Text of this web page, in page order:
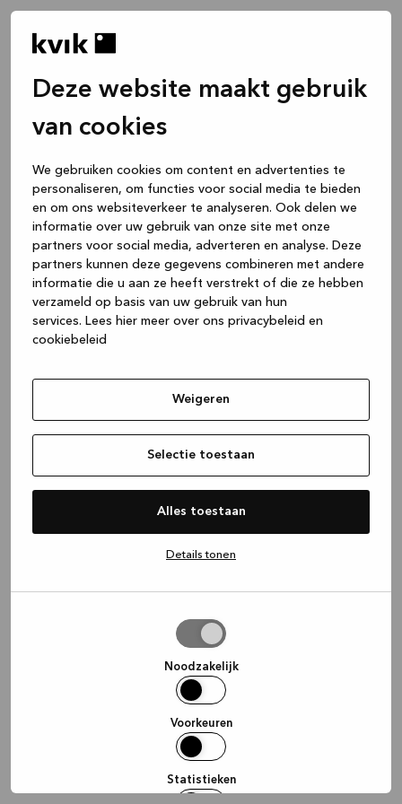
Deze website maakt gebruik
van cookies
We gebruiken cookies om content en advertenties te
personaliseren, om functies voor social media te bieden
en om ons websiteverkeer te analyseren. Ook delen we
informatie over uw gebruik van onze site met onze
partners voor social media, adverteren en analyse. Deze
partners kunnen deze gegevens combineren met andere
informatie die u aan ze heeft verstrekt of die ze hebben
verzameld op basis van uw gebruik van hun
services. Lees hier meer over ons privacybeleid en
cookiebeleid
Weigeren
Selectie toestaan
Alles toestaan
Details tonen
Noodzakelijk
Voorkeuren
Statistieken
(see the browser console for more
information).